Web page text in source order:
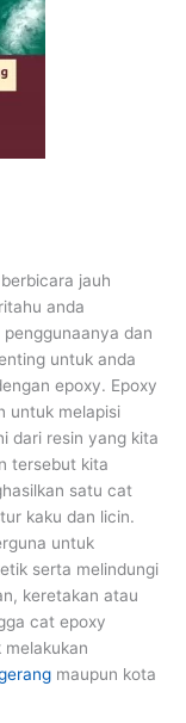
jauh
anda
dan
untuk anda
epoxy. Epoxy
untuk melapisi
dari resin yang kita
tersebut kita
satu cat
kaku dan licin.
untuk
serta melindungi
keretakan atau
cat epoxy
maupun kota